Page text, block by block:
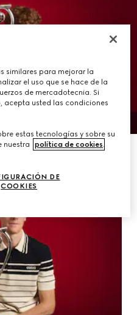
similares para mejorar la
el uso que se hace de la
de mercadotecnia. Si
acepta usted las condiciones
estas tecnologías y sobre su
nuestra
política de cookies.
DE
COOKIES